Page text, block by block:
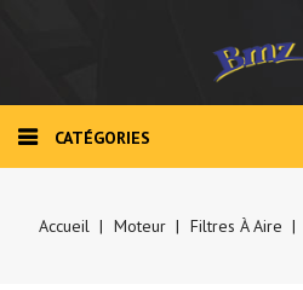
CATÉGORIES
Accueil Moteur Filtres À Aire